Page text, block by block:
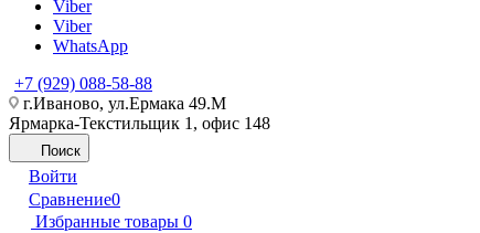
Viber
Viber
WhatsApp
+7 (929) 088-58-88
г.Иваново, ул.Ермака 49.M
Ярмарка-Текстильщик 1, офис 148
Поиск
Войти
Сравнение0
Избранные товары 0